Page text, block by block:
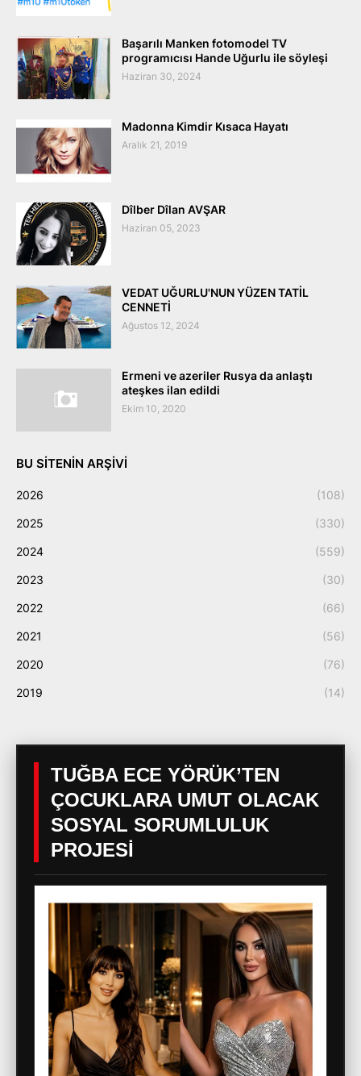
Başarılı Manken fotomodel TV
programıcısı Hande Uğurlu ile söyleşi
Haziran 30, 2024
Madonna Kimdir Kısaca Hayatı
Aralık 21, 2019
Dîlber Dîlan AVŞAR
Haziran 05, 2023
VEDAT UĞURLU'NUN YÜZEN TATİL
CENNETİ
Ağustos 12, 2024
Ermeni ve azeriler Rusya da anlaştı
ateşkes ilan edildi
Ekim 10, 2020
BU SITENIN ARŞIVI
2026 (108)
2025 (330)
2024 (559)
2023 (30)
2022 (66)
2021 (56)
2020 (76)
2019 (14)
TUĞBA ECE YÖRÜK’TEN
ÇOCUKLARA UMUT OLACAK
SOSYAL SORUMLULUK
PROJESİ